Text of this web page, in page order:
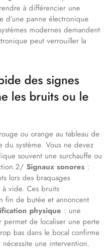
à différencier une
panne électronique
modernes demandent
peut verrouiller la
des signes
les bruits ou le
ou orange au tableau de
système. Vous ne devez
souvent une surchauffe ou
Signaux sonores :
lors des braquages
vide. Ces bruits
fin de butée et annoncent
physique : une
permet de localiser une perte
bas dans le bocal confirme
une intervention.